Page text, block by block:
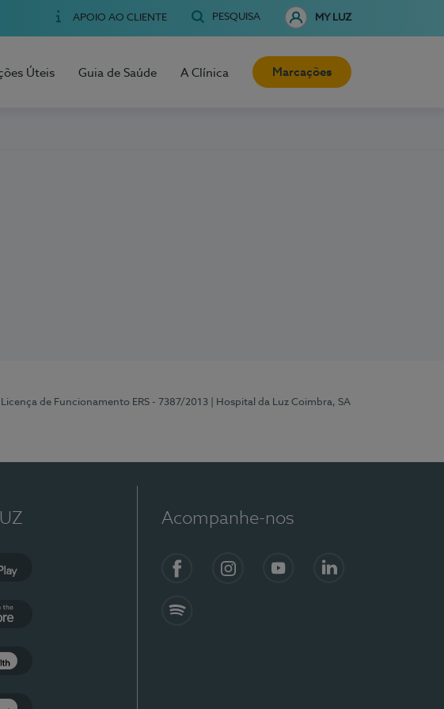
APOIO AO CLIENTE PESQUISA MY LUZ
Úteis Guia de Saúde A Clínica Marcações
| Licença de Funcionamento ERS - 7387/2013
| Hospital da Luz Coimbra, SA
Acompanhe-nos